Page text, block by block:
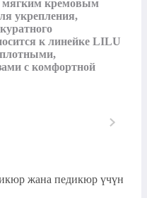
мягким кремовым
укрепления,
к линейке LILU
плотными,
с комфортной
жана педикюр үчүн